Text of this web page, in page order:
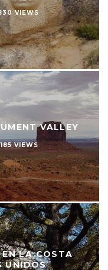
VIEWS
VALLEY
VIEWS
EN LA COSTA
UNIDOS